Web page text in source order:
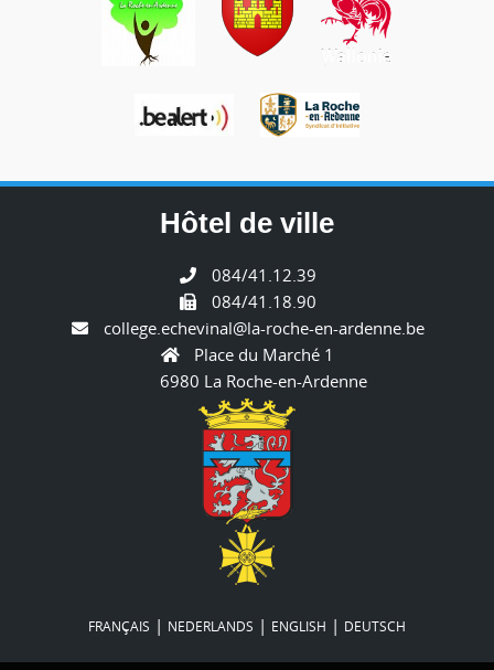
Hôtel de ville
084/41.12.39
084/41.18.90
college.echevinal@la-roche-en-ardenne.be
Place du Marché 1
6980 La Roche-en-Ardenne
FRANÇAIS | NEDERLANDS | ENGLISH | DEUTSCH